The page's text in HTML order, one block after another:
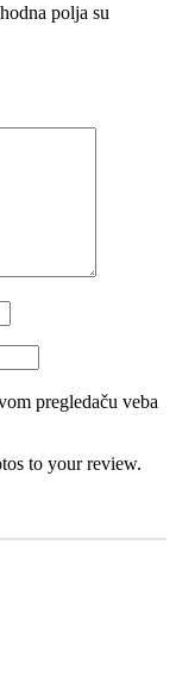
polja su
pregledaču veba
to your review.